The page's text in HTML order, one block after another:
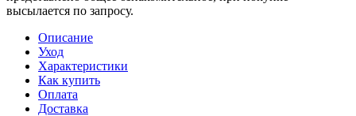
высылается по запросу.
Описание
Уход
Характеристики
Как купить
Оплата
Доставка